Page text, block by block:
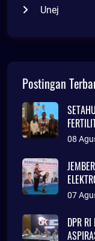
Unej
Postingan
08
07
DPR RI